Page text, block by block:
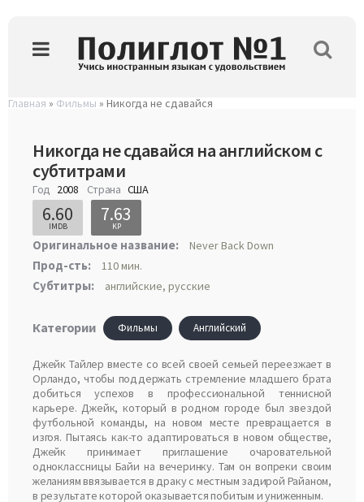
Главная » Фильмы » Никогда не сдавайся
Никогда не сдавайся на английском с
субтитрами
Год 2008 Страна США
7.63
KP
6.60
IMDB
Оригинальное название: Never Back Down
Прод-сть: 110 мин.
Субтитры: английские, русские
Категории Фильмы Английский
Джейк Тайлер вместе со всей своей семьей переезжает в
Орландо, чтобы поддержать стремление младшего брата
добиться успехов в профессиональной теннисной
карьере. Джейк, который в родном городе был звездой
футбольной команды, на новом месте превращается в
изгоя. Пытаясь как-то адаптироваться в новом обществе,
Джейк принимает приглашение очаровательной
одноклассницы Байи на вечеринку. Там он вопреки своим
желаниям ввязывается в драку с местным задирой Райаном,
в результате которой оказывается побитым и униженным.